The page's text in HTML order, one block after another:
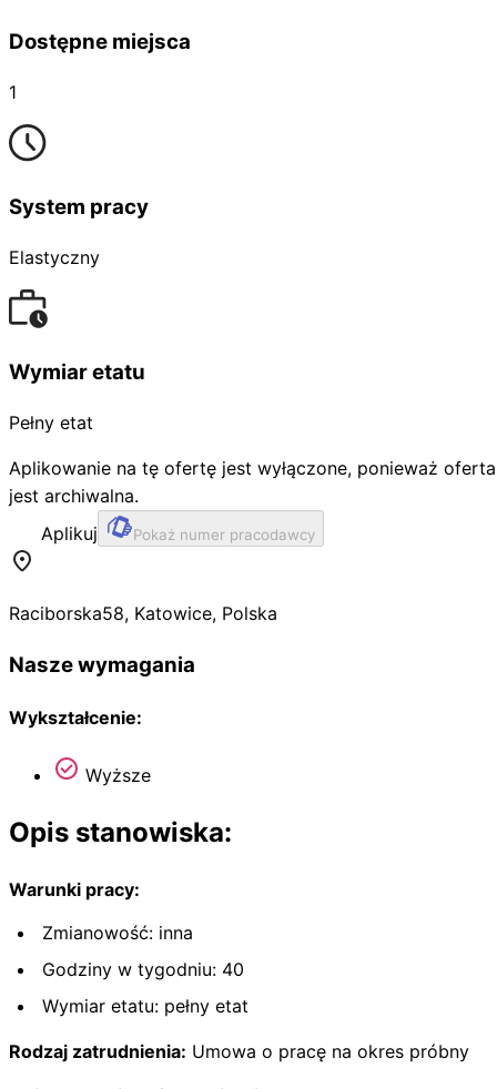
Dostępne miejsca
1
System pracy
Elastyczny
Wymiar etatu
Pełny etat
Aplikowanie na tę ofertę jest wyłączone, ponieważ oferta
jest archiwalna.
Aplikuj
Pokaż numer pracodawcy
Raciborska58, Katowice, Polska
Nasze wymagania
Wykształcenie:
Wyższe
Opis stanowiska:
Warunki pracy:
Zmianowość: inna
Godziny w tygodniu: 40
Wymiar etatu: pełny etat
Rodzaj zatrudnienia: Umowa o pracę na okres próbny